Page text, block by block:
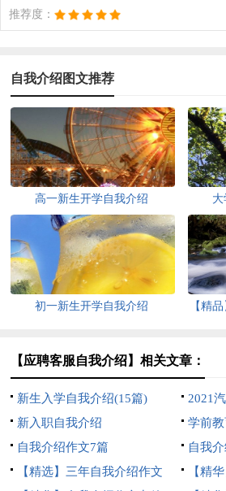
推荐度：
自我介绍图文推荐
高一新生开学自我介绍
初一新生开学自我介绍
【精
【应聘客服自我介绍】相关文章：
新生入学自我介绍(15篇)
2021
新入职自我介绍
学前
自我介绍作文7篇
自我
【精选】三年自我介绍作文
【精